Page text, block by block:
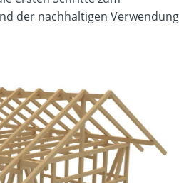
der nachhaltigen Verwendung